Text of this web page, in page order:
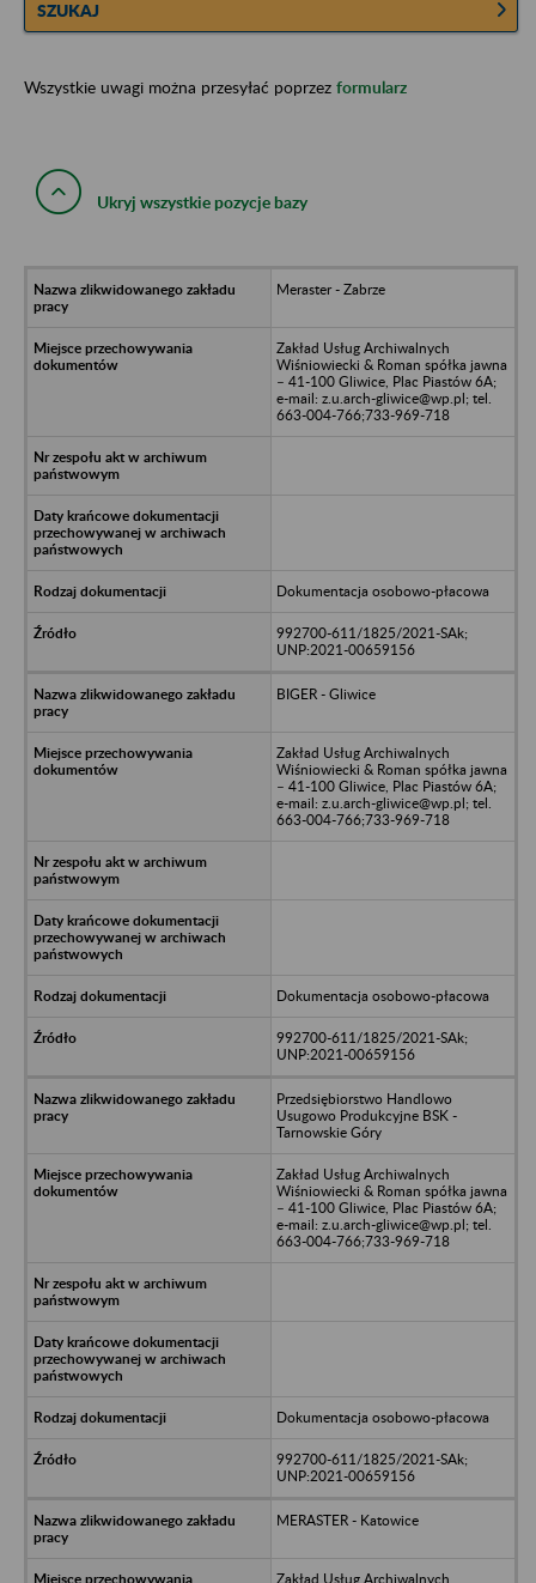
SZUKAJ
Wszystkie uwagi można przesyłać poprzez formularz
Ukryj wszystkie pozycje bazy
Meraster - Zabrze
Zakład Usług Archiwalnych
Wiśniowiecki & Roman spółka jawna
– 41-100 Gliwice, Plac Piastów 6A;
e-mail: z.u.arch-gliwice@wp.pl; tel.
663-004-766;733-969-718
Dokumentacja osobowo-płacowa
992700-611/1825/2021-SAk;
UNP:2021-00659156
BIGER - Gliwice
Zakład Usług Archiwalnych
Wiśniowiecki & Roman spółka jawna
– 41-100 Gliwice, Plac Piastów 6A;
e-mail: z.u.arch-gliwice@wp.pl; tel.
663-004-766;733-969-718
Dokumentacja osobowo-płacowa
992700-611/1825/2021-SAk;
UNP:2021-00659156
Przedsiębiorstwo Handlowo
Usugowo Produkcyjne BSK -
Tarnowskie Góry
Zakład Usług Archiwalnych
Wiśniowiecki & Roman spółka jawna
– 41-100 Gliwice, Plac Piastów 6A;
e-mail: z.u.arch-gliwice@wp.pl; tel.
663-004-766;733-969-718
Dokumentacja osobowo-płacowa
992700-611/1825/2021-SAk;
UNP:2021-00659156
MERASTER - Katowice
Zakład Usług Archiwalnych